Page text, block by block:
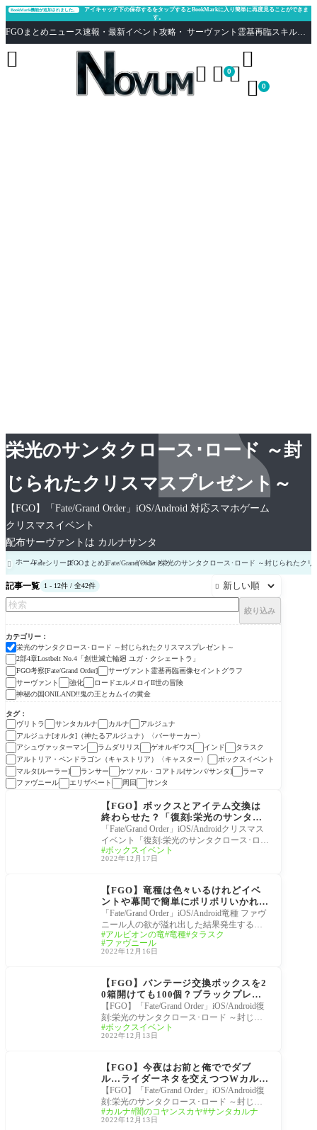
栄光のサンタクロース･ロード ～封
じられたクリスマスプレゼント～
【FGO】「Fate/Grand Order」iOS/Android 対応スマホゲーム
クリスマスイベント
配布サーヴァントは カルナサンタ
BookMark機能が追加されました。
アイキャッチ下の保存するをタップするとBookMarkに入り簡単に再度見ることができま
す。
FGOまとめニュース速報・最新イベント攻略・ サーヴァント霊基再臨スキル性能評価まとめ Fate/Grand Order
  0

 0

 ホームFateシリーズ[FGOまとめ]Fate/Grand Order
イベント栄光のサンタクロース･ロード ～封じられたクリ
記事一覧 1 - 12件 / 全42件 
絞り込み
カテゴリー
栄光のサンタクロース･ロード ～封じられたクリスマスプレゼント～
2部4章Lostbelt No.4「創世滅亡輪廻 ユガ・クシェートラ」
FGO考察[Fate/Grand Order]
サーヴァント霊基再臨画像セイントグラフ
サーヴァント
強化
ロードエルメロイII世の冒険
神秘の国ONILAND!!鬼の王とカムイの黄金
タグ
ヴリトラ
サンタカルナ カルナ
アルジュナ
アルジュナ[オルタ]（神たるアルジュナ）〈バーサーカー〉
アシュヴァッターマン
ラムダリリス ゲオルギウス インド
タラスク
アルトリア・ペンドラゴン（キャストリア）〈キャスター〉
ボックスイベント
マルタ[ルーラー]
ランサー ケツァル・コアトル[サンバ/サンタ]
ラーマ
ファヴニール
エリザベート 周回 サンタ
栄光のサンタクロース･
【FGO】ボックスとアイテム交換は
終わらせた？「復刻:栄光のサンタク
ロース･ロード」イベント終了がいつ
もの水曜じゃないので要注意！
「Fate/Grand Order」iOS/Androidクリスマス
イベント「復刻:栄光のサンタクロース･ロー
ド ～封じられたクリスマスプレゼント～ ラ
イト版」
ボックスイベント
2022年12月17日
【FGO】竜種は色々いるけれどイベ
ントや幕間で簡単にポリポリいかれる
「ファヴニール」激闘をしたジークフ
リートに流れ弾をしそうだがそうはな
らないその理由。【竜種の格】
「Fate/Grand Order」iOS/Android竜種 ファヴ
ニール人の欲が溢れ出した結果発生する悪
竜現象(ファヴニール)という状態を指す言葉
なので特定
アルビオンの竜 竜種 タラスク
ファヴニール
2022年12月16日
【FGO】バンテージ交換ボックスを2
0箱開けても100個？ブラックプレゼ
ント交換200個開けるのに足りない…
残りはどこで入手するの？
【FGO】「Fate/Grand Order」iOS/Android復
刻:栄光のサンタクロース･ロード ～封じら
れたクリスマスプレゼント～ ライト版ブラ
ックプレゼン
ボックスイベント
2022年12月13日
【FGO】今夜はお前と俺ででダブ
ル…ライダーネタを交えつつWカルナ
でウルトラヘビー級３ターンを決める
マスター現る
【FGO】「Fate/Grand Order」iOS/Android復
刻:栄光のサンタクロース･ロード ～封じら
れたクリスマスプレゼント～ ライト版「メ
リー・ロード
カルナ 闇のコヤンスカヤ サンタカルナ
2022年12月13日